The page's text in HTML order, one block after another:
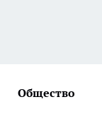
Общество